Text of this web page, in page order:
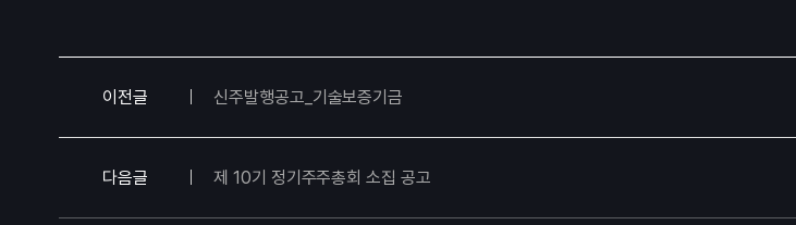
이전글 신주발행공고_기술보증기금
다음글 제 10기 정기주주총회 소집 공고